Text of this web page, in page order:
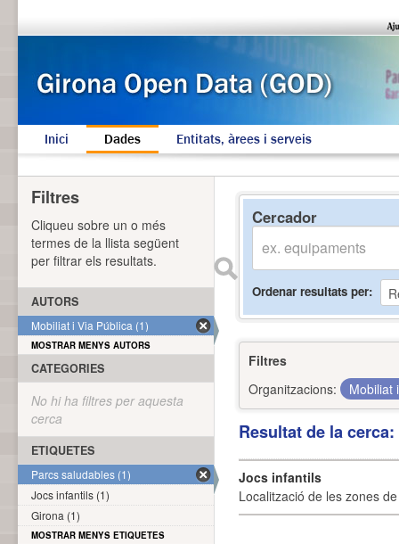
Inici Dades Entitats, àrees i serveis
Cercador
Ordenar resultats per
Filtres
Organitzacions:
Mobiliat
Resultat de la
Jocs infantils
Localització de les zones
Filtres
Cliqueu sobre un o més
termes de la llista següent
per filtrar els resultats.
AUTORS
Mobiliat i Via Pública (1)
MOSTRAR MENYS AUTORS
CATEGORIES
No hi ha filtres per aquesta
cerca
ETIQUETES
Parcs saludables (1)
Jocs infantils (1)
Girona (1)
MOSTRAR MENYS ETIQUETES